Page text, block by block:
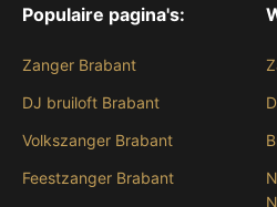
Populaire pagina's:
Zanger Brabant
DJ bruiloft Brabant
Volkszanger Brabant
Feestzanger Brabant